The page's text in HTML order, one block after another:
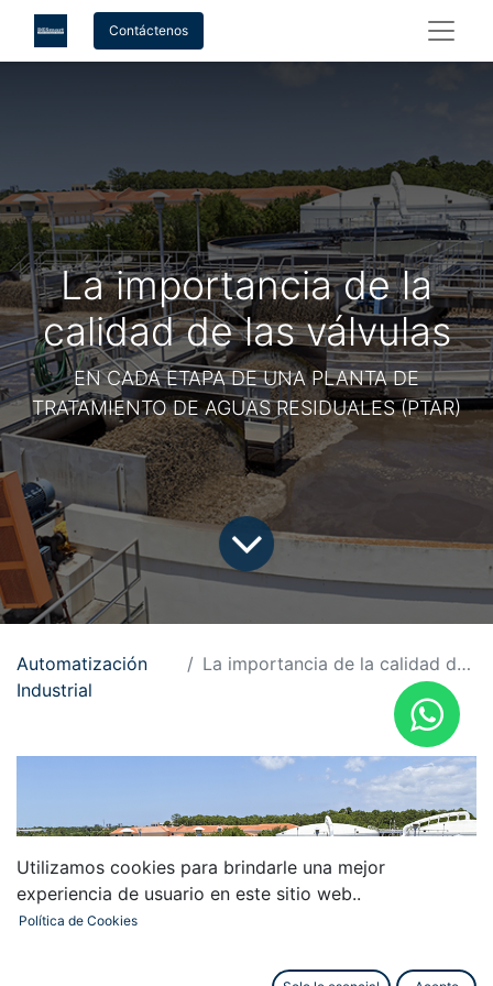
Contáctenos
La importancia de la
calidad de las válvulas
EN CADA ETAPA DE UNA PLANTA DE
TRATAMIENTO DE AGUAS RESIDUALES (PTAR)
Automatización
Industrial
La importancia de la calidad de las válvulas
Utilizamos cookies para brindarle una mejor
experiencia de usuario en este sitio web..
Política de Cookies